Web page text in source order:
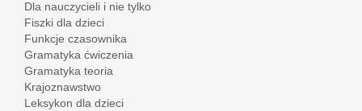
Dla nauczycieli i nie tylko
Fiszki dla dzieci
Funkcje czasownika
Gramatyka ćwiczenia
Gramatyka teoria
Krajoznawstwo
Leksykon dla dzieci